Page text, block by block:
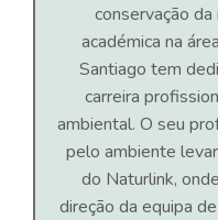
conservação da
académica na
Santiago tem
carreira
ambiental. O seu
pelo ambiente
do Naturlink,
direção da equipa